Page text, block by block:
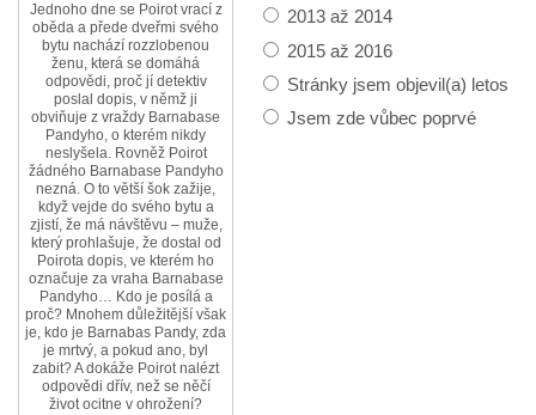
2013 až 2014
2015 až 2016
Stránky jsem objevil(a) letos
Jsem zde vůbec poprvé
Jednoho dne se Poirot vrací z
oběda a přede dveřmi svého
bytu nachází rozzlobenou
ženu, která se domáhá
odpovědi, proč jí detektiv
poslal dopis, v němž ji
obviňuje z vraždy Barnabase
Pandyho, o kterém nikdy
neslyšela. Rovněž Poirot
žádného Barnabase Pandyho
nezná. O to větší šok zažije,
když vejde do svého bytu a
zjistí, že má návštěvu – muže,
který prohlašuje, že dostal od
Poirota dopis, ve kterém ho
označuje za vraha Barnabase
Pandyho… Kdo je posílá a
proč? Mnohem důležitější však
je, kdo je Barnabas Pandy, zda
je mrtvý, a pokud ano, byl
zabit? A dokáže Poirot nalézt
odpovědi dřív, než se něčí
život ocitne v ohrožení?